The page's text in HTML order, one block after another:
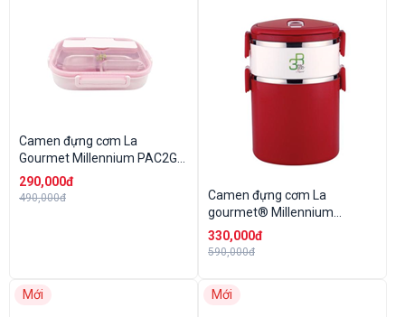
Camen đựng cơm La
Gourmet Millennium PAC2GO
Bento (hồng)
290,000đ
490,000đ
Camen đựng cơm La
gourmet® Millennium
PAC2GO 2 ngăn 2.5L
(đỏ/trắng)
330,000đ
590,000đ
Mới Mới